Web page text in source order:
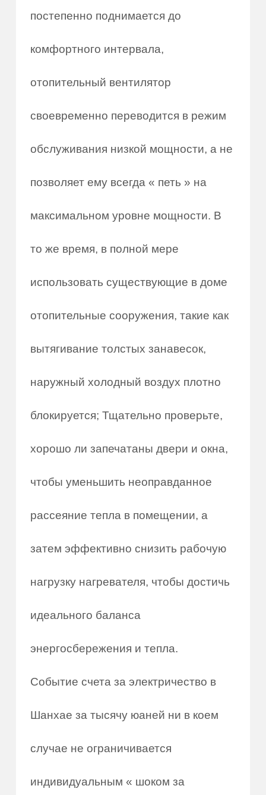
постепенно поднимается до
комфортного интервала,
отопительный вентилятор
своевременно переводится в режим
обслуживания низкой мощности, а не
позволяет ему всегда « петь » на
максимальном уровне мощности. В
то же время, в полной мере
использовать существующие в доме
отопительные сооружения, такие как
вытягивание толстых занавесок,
наружный холодный воздух плотно
блокируется; Тщательно проверьте,
хорошо ли запечатаны двери и окна,
чтобы уменьшить неоправданное
рассеяние тепла в помещении, а
затем эффективно снизить рабочую
нагрузку нагревателя, чтобы достичь
идеального баланса
энергосбережения и тепла.
Событие счета за электричество в
Шанхае за тысячу юаней ни в коем
случае не ограничивается
индивидуальным « шоком за